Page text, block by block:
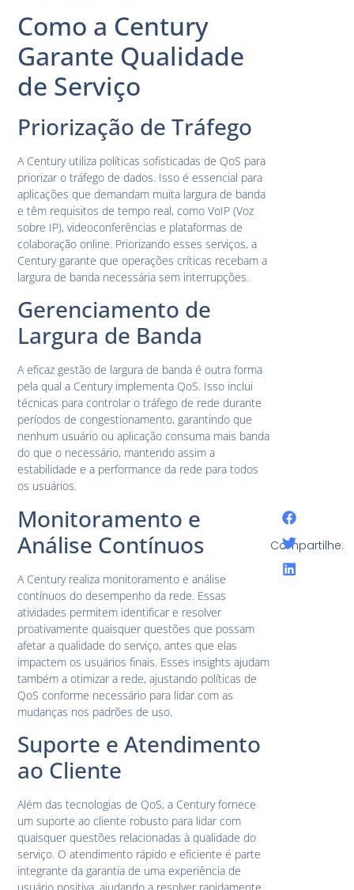
Como a Century
Garante Qualidade
de Serviço
Priorização de Tráfego
A Century utiliza políticas sofisticadas de QoS para
priorizar o tráfego de dados. Isso é essencial para
aplicações que demandam muita largura de banda
e têm requisitos de tempo real, como VoIP (Voz
sobre IP), videoconferências e plataformas de
colaboração online. Priorizando esses serviços, a
Century garante que operações críticas recebam a
largura de banda necessária sem interrupções.
Gerenciamento de
Largura de Banda
A eficaz gestão de largura de banda é outra forma
pela qual a Century implementa QoS. Isso inclui
técnicas para controlar o tráfego de rede durante
períodos de congestionamento, garantindo que
nenhum usuário ou aplicação consuma mais banda
do que o necessário, mantendo assim a
estabilidade e a performance da rede para todos
os usuários.
Monitoramento e
Análise Contínuos
A Century realiza monitoramento e análise
contínuos do desempenho da rede. Essas
atividades permitem identificar e resolver
proativamente quaisquer questões que possam
afetar a qualidade do serviço, antes que elas
impactem os usuários finais. Esses insights ajudam
também a otimizar a rede, ajustando políticas de
QoS conforme necessário para lidar com as
mudanças nos padrões de uso.
Suporte e Atendimento
ao Cliente
Além das tecnologias de QoS, a Century fornece
um suporte ao cliente robusto para lidar com
quaisquer questões relacionadas à qualidade do
serviço. O atendimento rápido e eficiente é parte
integrante da garantia de uma experiência de
Compartilhe: